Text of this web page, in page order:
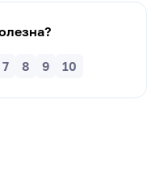
10
9
8
7